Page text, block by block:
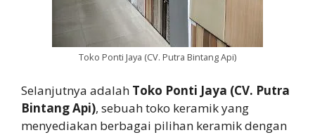
Toko Ponti Jaya (CV. Putra Bintang Api)
Selanjutnya adalah Toko Ponti Jaya (CV. Putra
Bintang Api), sebuah toko keramik yang
menyediakan berbagai pilihan keramik dengan